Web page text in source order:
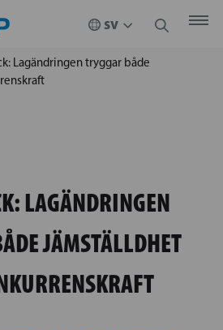
Lagändringen tryggar både
LAGÄNDRINGEN
JÄMSTÄLLDHET